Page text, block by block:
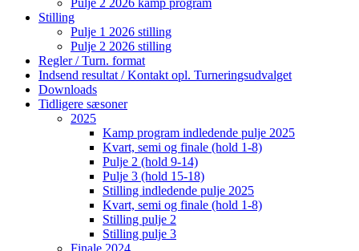
Stilling
Pulje 1 2026 stilling
Pulje 2 2026 stilling
Regler / Turn. format
Indsend resultat / Kontakt opl. Turneringsudvalget
Downloads
Tidligere sæsoner
2025
Kamp program indledende pulje 2025
Kvart, semi og finale (hold 1-8)
Pulje 2 (hold 9-14)
Pulje 3 (hold 15-18)
Stilling indledende pulje 2025
Kvart, semi og finale (hold 1-8)
Stilling pulje 2
Stilling pulje 3
Finale 2024